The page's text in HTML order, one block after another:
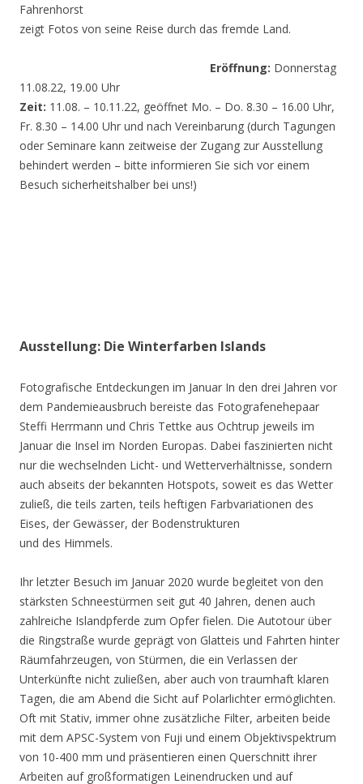
Fahrenhorst
zeigt Fotos von seine Reise durch das fremde Land.
Eröffnung: Donnerstag
11.08.22, 19.00 Uhr
Zeit: 11.08. – 10.11.22, geöffnet Mo. – Do. 8.30 – 16.00 Uhr,
Fr. 8.30 – 14.00 Uhr und nach Vereinbarung (durch Tagungen
oder Seminare kann zeitweise der Zugang zur Ausstellung
behindert werden – bitte informieren Sie sich vor einem
Besuch sicherheitshalber bei uns!)
Ausstellung: Die Winterfarben Islands
Fotografische Entdeckungen im Januar In den drei Jahren vor
dem Pandemieausbruch bereiste das Fotografenehepaar
Steffi Herrmann und Chris Tettke aus Ochtrup jeweils im
Januar die Insel im Norden Europas. Dabei faszinierten nicht
nur die wechselnden Licht- und Wetterverhältnisse, sondern
auch abseits der bekannten Hotspots, soweit es das Wetter
zuließ, die teils zarten, teils heftigen Farbvariationen des
Eises, der Gewässer, der Bodenstrukturen
und des Himmels.
Ihr letzter Besuch im Januar 2020 wurde begleitet von den
stärksten Schneestürmen seit gut 40 Jahren, denen auch
zahlreiche Islandpferde zum Opfer fielen. Die Autotour über
die Ringstraße wurde geprägt von Glatteis und Fahrten hinter
Räumfahrzeugen, von Stürmen, die ein Verlassen der
Unterkünfte nicht zuließen, aber auch von traumhaft klaren
Tagen, die am Abend die Sicht auf Polarlichter ermöglichten.
Oft mit Stativ, immer ohne zusätzliche Filter, arbeiten beide
mit dem APSC-System von Fuji und einem Objektivspektrum
von 10-400 mm und präsentieren einen Querschnitt ihrer
Arbeiten auf großformatigen Leinendrucken und auf